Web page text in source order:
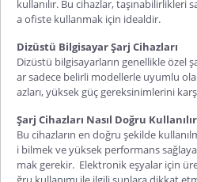
kullanılır. Bu cihazlar, taşınabilirlikleri
a ofiste kullanmak için idealdir.
Dizüstü Bilgisayar Şarj Cihazları
Dizüstü bilgisayarların genellikle özel
ar sadece belirli modellerle uyumlu
azları, yüksek güç gereksinimlerini
Şarj Cihazları Nasıl Doğru
Bu cihazların en doğru şekilde
i bilmek ve yüksek performans
mak gerekir. Elektronik eşyalar için